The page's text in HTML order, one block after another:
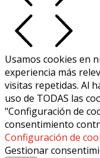
Usamos cookies en
experiencia más
visitas repetidas. Al
uso de TODAS las
"Configuración de
consentimiento
Configuración de
Gestionar